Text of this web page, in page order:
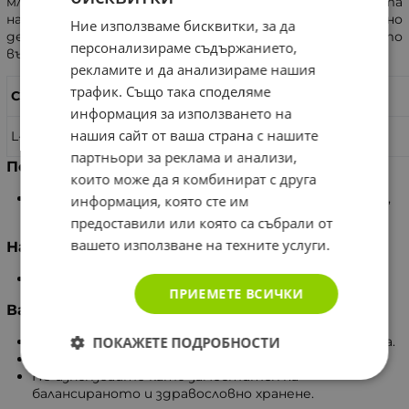
на кислород до тях. Притежава антиоксидантно
действие и съдейства за защита от вредното
въздействие на свободните радикали.
Състав:
L-карнитин тартрат 500 мг.
Помощни вещества
Антислепващи агенти (микрокристална целулоза,
магнезиев стеарат), желатинови капсули.
Начин на употреба
Приемайте от 1 до 3 капсули на ден.
Важно
Продуктът не е лекарство, а хранителна добавка.
Не използвайте като заместител на
балансираното и здравословно хранене.
Ние използваме бисквитки, за да
персонализираме съдържанието,
рекламите и да анализираме нашия
трафик. Също така споделяме
информация за използването на
нашия сайт от ваша страна с нашите
партньори за реклама и анализи,
които може да я комбинират с друга
информация, която сте им
предоставили или която са събрали от
вашето използване на техните услуги.
ПРИЕМЕТЕ ВСИЧКИ
ПОКАЖЕТЕ ПОДРОБНОСТИ